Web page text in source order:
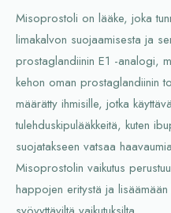
Misoprostoli on lääke, joka
limakalvon suojaamisesta ja
prostaglandiinin E1 -analogi,
kehon oman prostaglandiinin
määrätty ihmisille, jotka
tulehduskipulääkkeitä, kuten
suojatakseen vatsaa
Misoprostolin vaikutus
happojen eritystä ja